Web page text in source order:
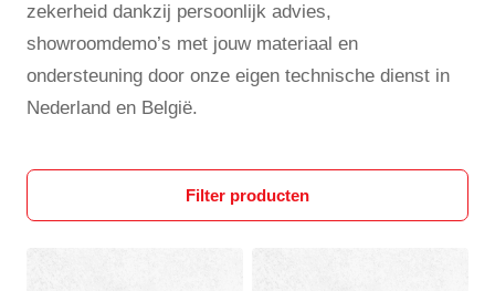
zekerheid dankzij persoonlijk advies,
showroomdemo’s met jouw materiaal en
ondersteuning door onze eigen technische dienst in
Nederland en België.
Filter producten